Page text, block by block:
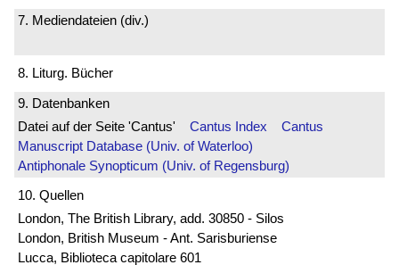
7. Mediendateien (div.)
8. Liturg. Bücher
9. Datenbanken
Datei auf der Seite 'Cantus' Cantus Index
Cantus
Manuscript Database (Univ. of Waterloo)
Antiphonale Synopticum (Univ. of Regensburg)
10. Quellen
London, The British Library, add. 30850 - Silos
London, British Museum - Ant. Sarisburiense
Lucca, Biblioteca capitolare 601